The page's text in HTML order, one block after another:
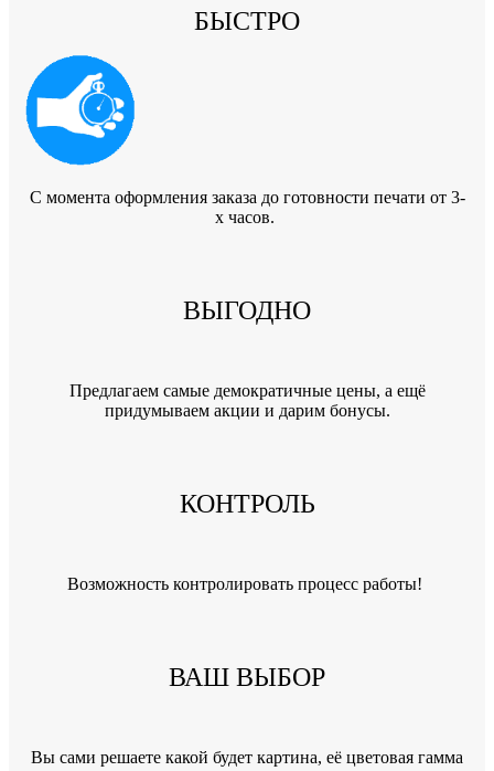
БЫСТРО
C момента оформления заказа до готовности печати от 3-
х часов.
ВЫГОДНО
Предлагаем самые демократичные цены, а ещё
придумываем акции и дарим бонусы.
КОНТРОЛЬ
Возможность контролировать процесс работы!
ВАШ ВЫБОР
Вы сами решаете какой будет картина, её цветовая гамма